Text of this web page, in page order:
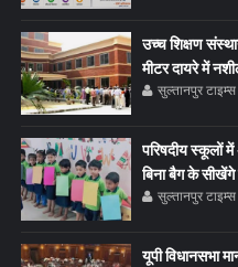
उच्च शिक्षण
मीटर दायरे में
सुल्तानपुर टाइम्स
परिषदीय स्कूलों में
बिना बैग के
सुल्तानपुर टाइम्स
यूपी विधानसभा